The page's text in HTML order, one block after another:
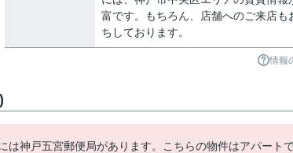
富です。もちろん、店舗へのご来店も
ちしております。
情報
は神戸五宮郵便局があります。こちらの物件はアパート